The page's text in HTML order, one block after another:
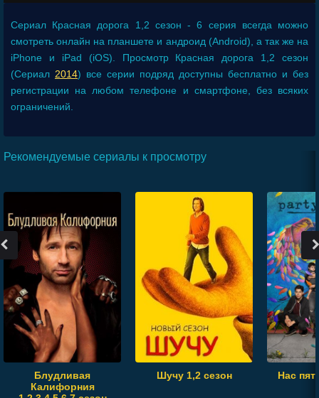
Сериал Красная дорога 1,2 сезон - 6 серия всегда можно
смотреть онлайн на планшете и андроид (Android), а так же на
iPhone и iPad (iOS). Просмотр Красная дорога 1,2 сезон
(Сериал 2014) все серии подряд доступны бесплатно и без
регистрации на любом телефоне и смартфоне, без всяких
ограничений.
Рекомендуемые сериалы к просмотру
Блудливая
Калифорния
Шучу 1,2 сезон Нас